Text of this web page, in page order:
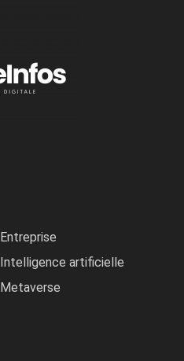
Nigeria,
Entreprise
Intelligence artificielle
Metaverse